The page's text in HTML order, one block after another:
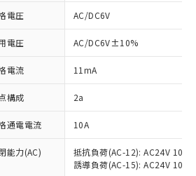
電圧 AC/DC6V
電圧 AC/DC6V±10%
電流 11mA
構成 2a
通電電流 10A
能力(AC)
抵抗負荷(AC-12): AC24V 10A/
誘導負荷(AC-15): AC24V
件
読みいただき、同意のうえ
。
スは、当社制御機器事業取扱
社在庫状況および標準価格
提供させていただくもので
機器事業取扱商品の中には、
RoHS指令（10物質）の非含
品に切り替える予定のある
EU RoHS指令（10物質）の
の商品で、対応品を出す予
EU RoHS指令（10物質）の
状況を調査中または確認中の
イセンス料など無形物で、有
関係のない商品です。
情により、非含有部品として
質材料含有率が中国RoHSの
あることを示します。
質材料含有率が中国RoHSの